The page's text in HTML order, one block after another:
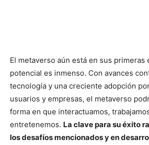
El metaverso aún está en sus primeras
potencial es inmenso. Con avances
tecnología y una creciente adopción
usuarios y empresas, el metaverso
forma en que interactuamos,
entretenemos. La clave para su éxito
los desafíos mencionados y en